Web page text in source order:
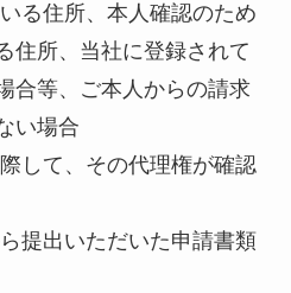
る住所、本人確認のため
住所、当社に登録されて
合等、ご本人からの請求
い場合
して、その代理権が確認
提出いただいた申請書類